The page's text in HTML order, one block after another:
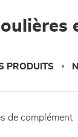
PRODUITS
de complément